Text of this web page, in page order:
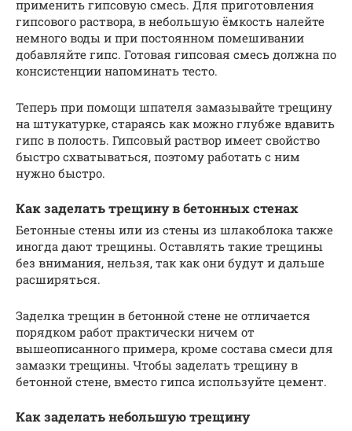
применить гипсовую смесь. Для приготовления
гипсового раствора, в небольшую ёмкость налейте
немного воды и при постоянном помешивании
добавляйте гипс. Готовая гипсовая смесь должна по
консистенции напоминать тесто.
Теперь при помощи шпателя замазывайте трещину
на штукатурке, стараясь как можно глубже вдавить
гипс в полость. Гипсовый раствор имеет свойство
быстро схватываться, поэтому работать с ним
нужно быстро.
Как заделать трещину в бетонных стенах
Бетонные стены или из стены из шлакоблока также
иногда дают трещины. Оставлять такие трещины
без внимания, нельзя, так как они будут и дальше
расширяться.
Заделка трещин в бетонной стене не отличается
порядком работ практически ничем от
вышеописанного примера, кроме состава смеси для
замазки трещины. Чтобы заделать трещину в
бетонной стене, вместо гипса используйте цемент.
Как заделать небольшую трещину